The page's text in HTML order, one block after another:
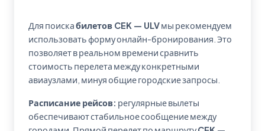
Для поискабилетов CEK — ULVмы рекомендуем
использовать форму онлайн-бронирования. Это
позволяет в реальном времени сравнить
стоимость перелета между конкретными
авиаузлами, минуя общие городские запросы.
Расписание рейсов: регулярные вылеты
обеспечивают стабильное сообщение между